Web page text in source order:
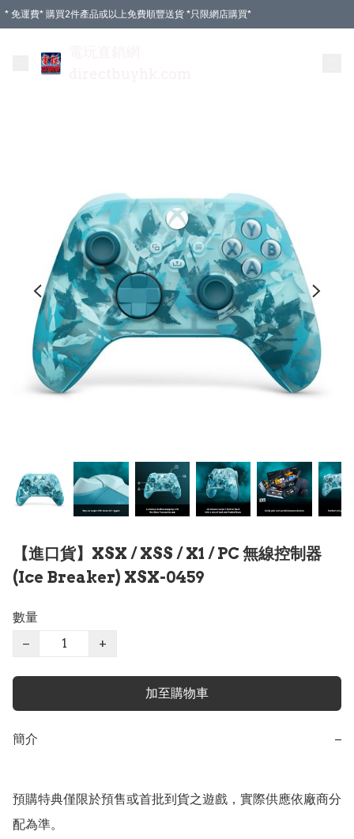
* 免運費* 購買2件產品或以上免費順豐送貨 *只限網店購買*
【進口貨】XSX / XSS / X1 / PC 無線控制器
(Ice Breaker) XSX-0459
數量
−
+
加至購物車
簡介 −
預購特典僅限於預售或首批到貨之遊戲，實際供應依廠商分
配為準。